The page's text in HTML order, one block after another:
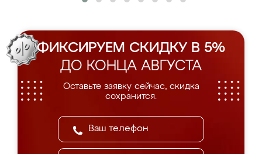
ФИКСИРУЕМ СКИДКУ В 5%
ДО КОНЦА АВГУСТА
Оставьте заявку сейчас, скидка
сохранится.